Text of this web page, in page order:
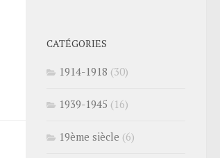
CATÉGORIES
1914-1918 (30)
1939-1945 (16)
19ème siècle (6)